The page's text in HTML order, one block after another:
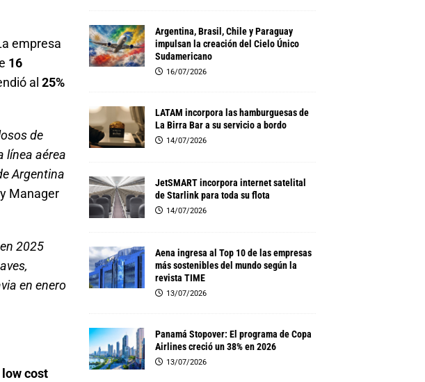
empresa
16
al 25%
de
línea aérea
Argentina
Manager
2025
en enero
cost
Argentina, Brasil, Chile y Paraguay
impulsan la creación del Cielo Único
Sudamericano
16/07/2026
LATAM incorpora las hamburguesas de
La Birra Bar a su servicio a bordo
14/07/2026
JetSMART incorpora internet satelital
de Starlink para toda su flota
14/07/2026
Aena ingresa al Top 10 de las empresas
más sostenibles del mundo según la
revista TIME
13/07/2026
Panamá Stopover: El programa de Copa
Airlines creció un 38% en 2026
13/07/2026